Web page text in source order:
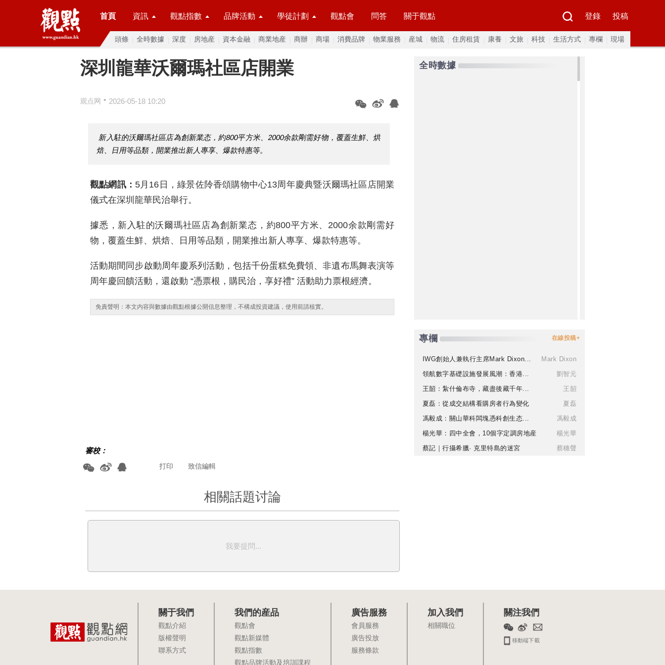
首頁 資訊 觀點指數 品牌活動 學徒計劃 觀點會 問答 關于觀點 登錄 投稿
頭條 全時數據 深度 房地産 資本金融 商業地産 商辦 商場 消費品牌 物業服務 産城 物流 住房租賃 康養 文旅 科技 生活方式 專欄 現場
深圳龍華沃爾瑪社區店開業
观点网 • 2026-05-18 10:20
新入駐的沃爾瑪社區店為創新業态，約800平方米、2000余款剛需好物，覆蓋生鮮、烘
焙、日用等品類，開業推出新人專享、爆款特惠等。
觀點網訊： 5月16日，綠景佐阾香頌購物中心13周年慶典暨沃爾瑪社區店開業
儀式在深圳龍華民治舉行。
據悉，新入駐的沃爾瑪社區店為創新業态，約800平方米、2000余款剛需好
物，覆蓋生鮮、烘焙、日用等品類，開業推出新人專享、爆款特惠等。
活動期間同步啟動周年慶系列活動，包括千份蛋糕免費領、非遺布馬舞表演等
周年慶回饋活動，還啟動 “憑票根，購民治，享好禮” 活動助力票根經濟。
免責聲明：本文内容與數據由觀點根據公開信息整理，不構成投資建議，使用前請核實。
審校：
致信編輯
打印
相關話題讨論
我要提問...
全時數據
專欄 在線投稿+
IWG創始人兼執行主席Mark Dixon...
Mark Dixon
領航數字基礎設施發展風潮：香港...
劉智元
王韶：紮什倫布寺，藏盡後藏千年...
王韶
夏磊：從成交結構看購房者行為變化
夏磊
馮毅成：關山華科闆塊憑科創生态...
馮毅成
楊光華：四中全會，10個字定調房地産
楊光華
蔡記｜行攝希臘· 克里特島的迷宮
蔡穗聲
關于我們
觀點介紹
版權聲明
聯系方式
我們的産品
觀點會
觀點新媒體
觀點指數
觀點品牌活動及培訓課程
廣告服務
會員服務
廣告投放
服務條款
加入我們
相關職位
關注我們
移動端下載